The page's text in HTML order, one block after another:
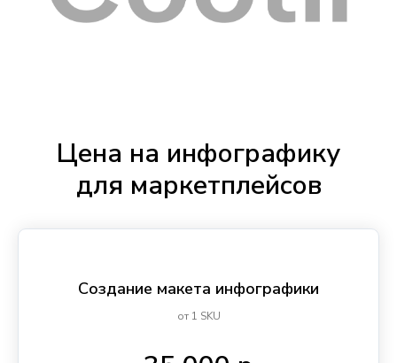
Цена на инфографику
для маркетплейсов
Создание макета инфографики
от 1 SKU